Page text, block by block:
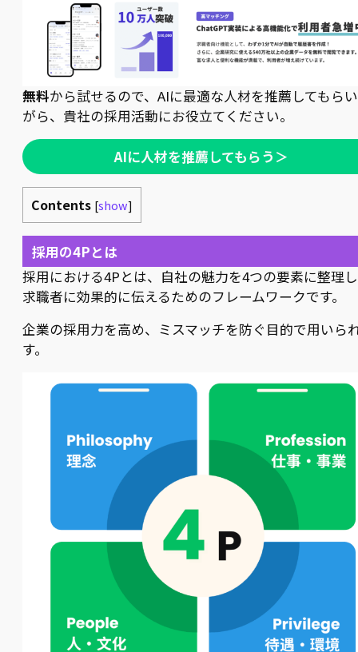
無料から試せるので、AIに最適な人材を推薦してもら
がら、貴社の採用活動にお役立てください。
AIに人材を推薦してもらう＞
Contents [show]
採用の4Pとは
採用における4Pとは、自社の魅力を4つの要素に整理
求職者に効果的に伝えるためのフレームワークです。
企業の採用力を高め、ミスマッチを防ぐ目的で用いら
す。